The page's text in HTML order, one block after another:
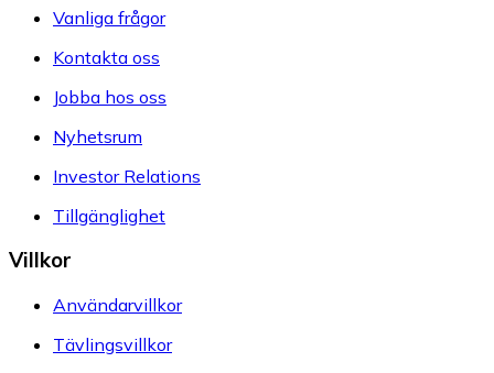
Vanliga frågor
Kontakta oss
Jobba hos oss
Nyhetsrum
Investor Relations
Tillgänglighet
Villkor
Användarvillkor
Tävlingsvillkor